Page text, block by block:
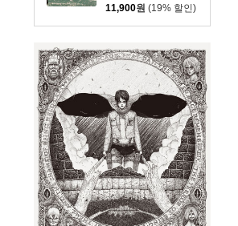
11,900원 (19% 할인)